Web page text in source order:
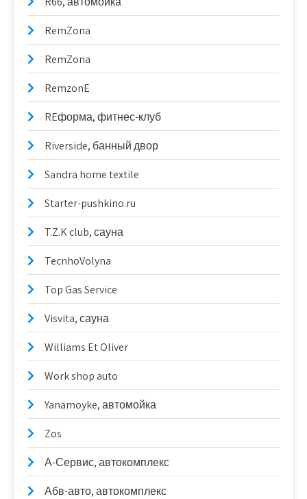
RemZona
RemZona
RemzonE
REформа, фитнес-клуб
Riverside, банный двор
Sandra home textile
Starter-pushkino.ru
T.Z.K club, сауна
TecnhoVolyna
Top Gas Service
Visvita, сауна
Williams Et Oliver
Work shop auto
Yanamoyke, автомойка
Zos
А-Сервис, автокомплекс
Абв-авто, автокомплекс